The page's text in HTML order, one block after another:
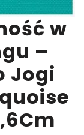
w
–
Jogi